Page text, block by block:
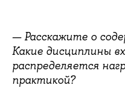
— Расскажите о
Какие дисциплины
распределяется
практикой?